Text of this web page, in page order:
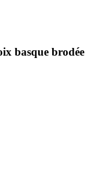
basque brodée